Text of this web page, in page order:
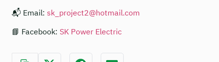
📬 Email:sk_project2@hotmail.com
📘 Facebook: SK Power Electric